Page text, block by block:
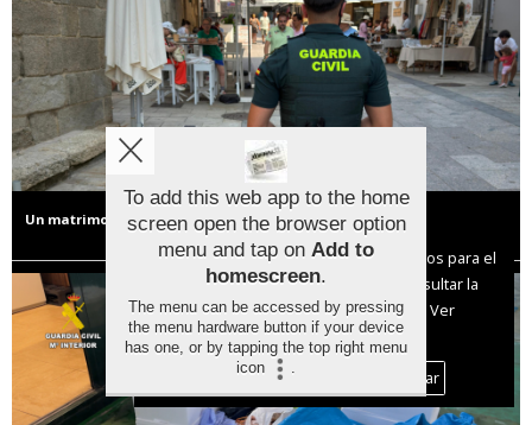
Un matrimonio de Ourense, investigado por estafar a un hostelero en
Sanxenxo con el 'timo del cambio
Aviso sobre el Uso de cookies:
Utilizamos cookies nuestras y de terceros para el
funcionamiento del digital. Puedes consultar la
lista de cookies y como desconectarlas.
Ver
nuestra Política de Privacidad y Cookies
Aceptar Cookies
Personalizar
To add this web app to the home
screen open the browser option
menu and tap on Add to
homescreen.
The menu can be accessed by pressing
the menu hardware button if your device
has one, or by tapping the top right menu
icon
.